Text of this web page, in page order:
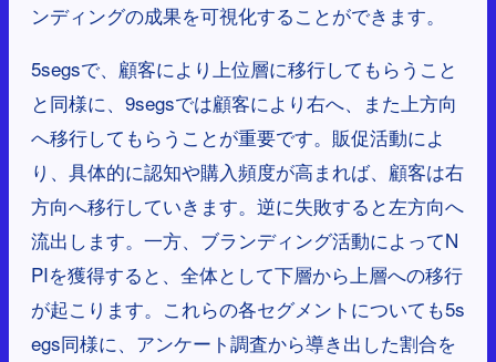
ンディングの成果を可視化することができます。
5segsで、顧客により上位層に移行してもらうこと
と同様に、9segsでは顧客により右へ、また上方向
へ移行してもらうことが重要です。販促活動によ
り、具体的に認知や購入頻度が高まれば、顧客は右
方向へ移行していきます。逆に失敗すると左方向へ
流出します。一方、ブランディング活動によってN
PIを獲得すると、全体として下層から上層への移行
が起こります。これらの各セグメントについても5s
egs同様に、アンケート調査から導き出した割合を